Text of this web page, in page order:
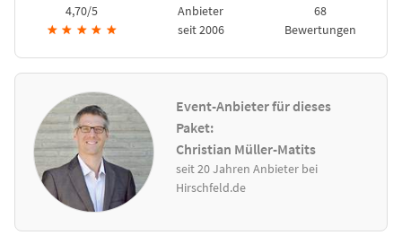
4,70/5
★ ★ ★ ★ ★
Anbieter
seit 2006
68
Bewertungen
Event-Anbieter für dieses
Paket:
Christian Müller-Matits
seit 20 Jahren Anbieter bei
Hirschfeld.de